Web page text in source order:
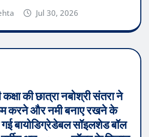
Jul 30, 2026
की छात्रा नबोश्री संतरा ने
करने और नमी बनाए रखने के
बायोडिग्रेडेबल सॉइलशेड बॉल